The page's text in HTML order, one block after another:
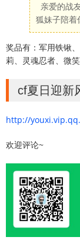
亲爱的战
狐妹子陪
奖品有：军用铁锹
莉、灵魂忍者、微
cf夏日迎新
http://
欢迎评论~